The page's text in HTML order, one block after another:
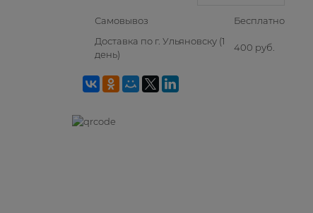
Самовывоз
Бесплатно
Доставка по г. Ульяновску (1
день)
400 руб.